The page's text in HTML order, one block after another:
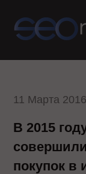
11 Марта 2016
В 2015
покупок в